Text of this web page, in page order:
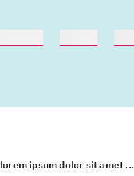
lorem ipsum dolor sit amet ...